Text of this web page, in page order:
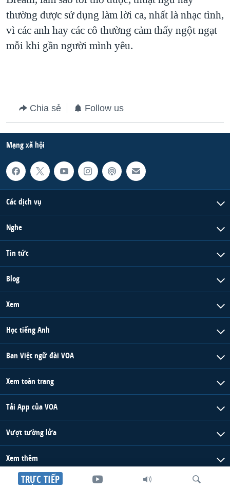
TRỰC TIẾP
thường được sử dụng làm lời ca, nhất là nhạc tình,
vì các anh hay các cô thường cảm thấy ngột ngạt
mỗi khi gần người mình yêu.
Chia sẻ Follow us
Mạng xã hội
Các dịch vụ
Nghe
Tin tức
Blog
Xem
Học tiếng Anh
Ban Việt ngữ đài VOA
Xem toàn trang
Tải App của VOA
Vượt tường lửa
Xem thêm